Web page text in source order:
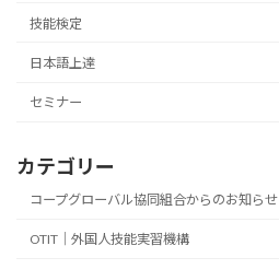
技能検定
日本語上達
セミナー
カテゴリー
コープグローバル協同組合からのお知らせ
OTIT｜外国人技能実習機構